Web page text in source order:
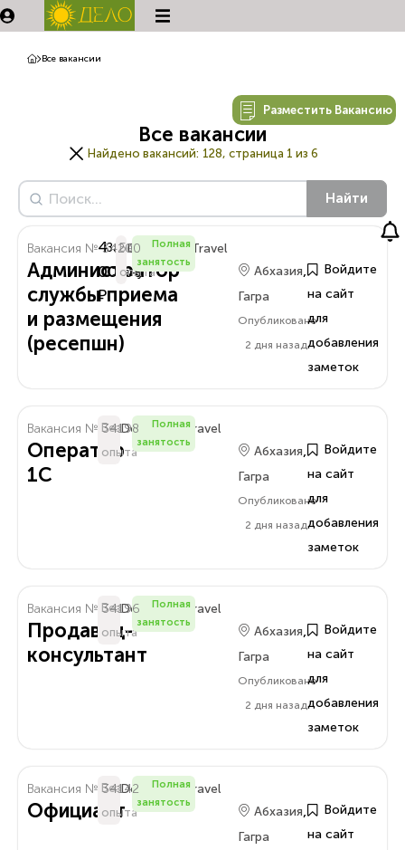
Все вакансии
Разместить Вакансию
Все вакансии
Найдено вакансий: 128, страница 1 из 6
Найти
Вакансия № 34200
Администратор
службы приема
и размещения
(ресепшн)
4
000
₽
За
Смену
Без
опыта
Delo.Amra.Travel
Полная
занятость
Абхазия
Гагра
Опубликовано
2 дня назад
Войдите
на сайт
для
добавления
заметок
Вакансия № 34198
Оператор
1С
Без
опыта
Delo.Amra.Travel
Полная
занятость
Абхазия
Гагра
Опубликовано
2 дня назад
Войдите
на сайт
для
добавления
заметок
Вакансия № 34196
Продавец-
консультант
Без
опыта
Delo.Amra.Travel
Полная
занятость
Абхазия
Гагра
Опубликовано
2 дня назад
Войдите
на сайт
для
добавления
заметок
Вакансия № 34142
Официант
Без
опыта
Delo.Amra.Travel
Полная
занятость
Абхазия
Гагра
Войдите
на сайт